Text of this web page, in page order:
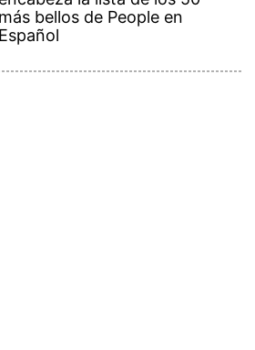
más bellos de People en
Español